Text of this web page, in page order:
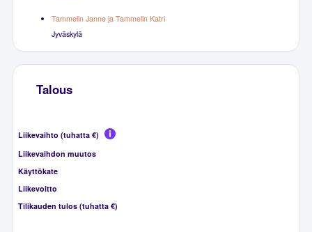
Tammelin Janne ja Tammelin Katri
Jyväskylä
Talous
Liikevaihto (tuhatta €)
Liikevaihdon muutos
Käyttökate
Liikevoitto
Tilikauden tulos (tuhatta €)